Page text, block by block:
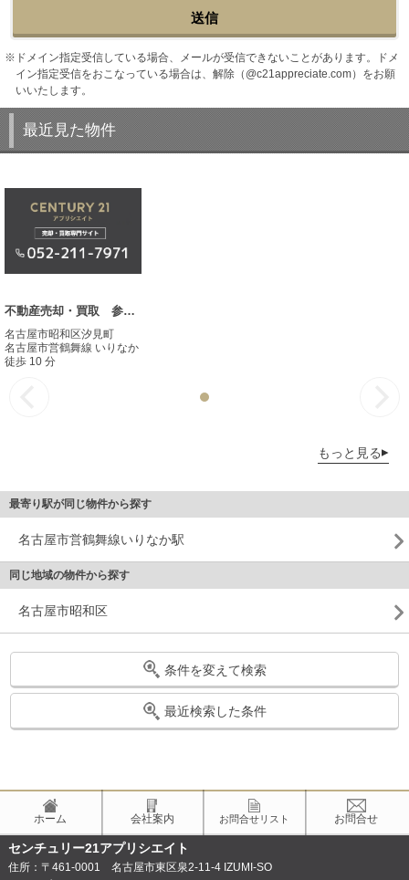
送信
ドメイン指定受信している場合、メールが受信できないことがあります。ドメ
イン指定受信をおこなっている場合は、解除（@c21appreciate.com）をお願
いいたします。
最近見た物件
不動産売却・買取 参考事例
名古屋市昭和区汐見町
名古屋市営鶴舞線 いりなか
徒歩 10 分
もっと見る
最寄り駅が同じ物件から探す
名古屋市営鶴舞線いりなか駅
同じ地域の物件から探す
名古屋市昭和区
条件を変えて検索
最近検索した条件
ホーム 会社案内 お問合せリスト お問合せ
センチュリー21アプリシエイト
住所：〒461-0001 名古屋市東区泉2-11-4 IZUMI-SO